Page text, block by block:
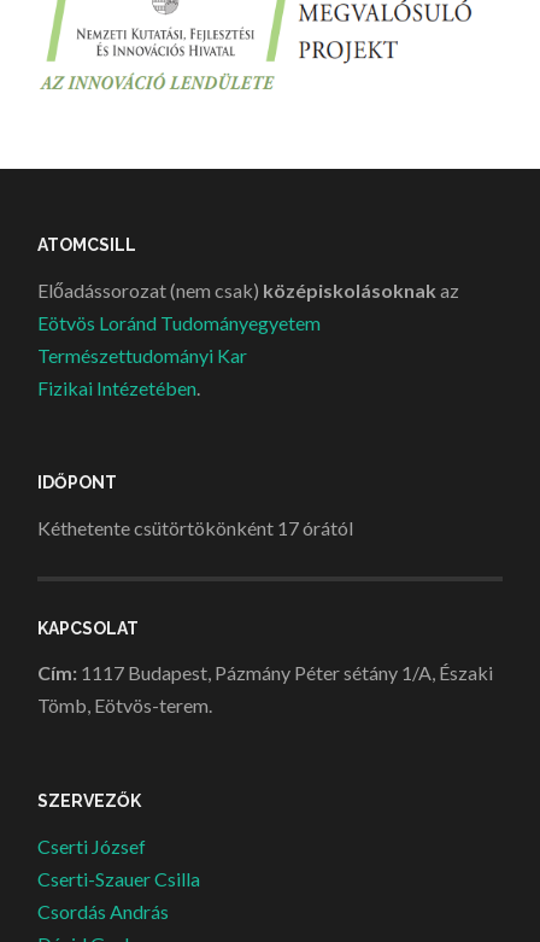
ATOMCSILL
Előadássorozat (nem csak) középiskolásoknak az
Eötvös Loránd Tudományegyetem
Természettudományi Kar
Fizikai Intézetében.
IDŐPONT
Kéthetente csütörtökönként 17 órától
KAPCSOLAT
Cím: 1117 Budapest, Pázmány Péter sétány 1/A, Északi
Tömb, Eötvös-terem.
SZERVEZŐK
Cserti József
Cserti-Szauer Csilla
Csordás András